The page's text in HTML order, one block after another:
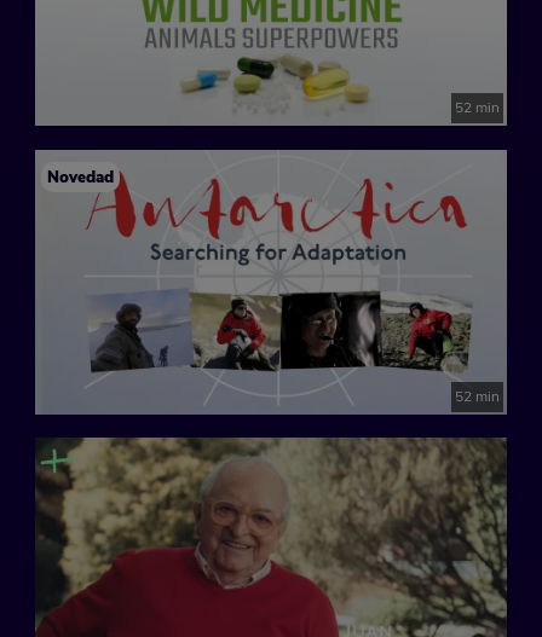
52 min
Novedad
52 min